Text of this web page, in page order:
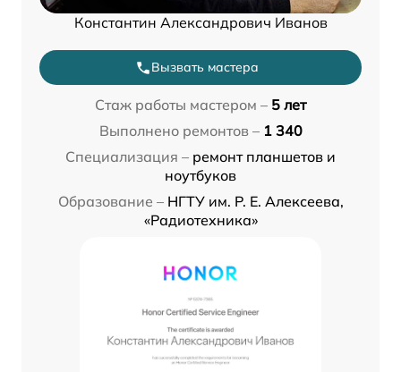
Константин Александрович Иванов
Вызвать мастера
Стаж работы мастером – 5 лет
Выполнено ремонтов – 1 340
Специализация – ремонт планшетов и
ноутбуков
Образование – НГТУ им. Р. Е. Алексеева,
«Радиотехника»